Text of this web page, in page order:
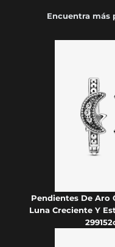
Encuentra más
Pendientes De Aro
Luna Creciente Y